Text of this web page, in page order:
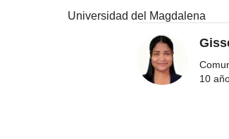
Universidad del Magdalena
10